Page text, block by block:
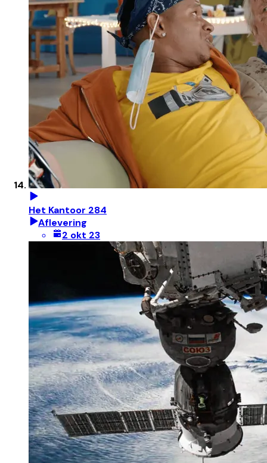
Het Kantoor 284
Aflevering
2 okt 23